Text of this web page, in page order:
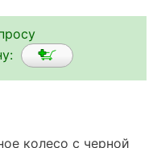
колесо с черной